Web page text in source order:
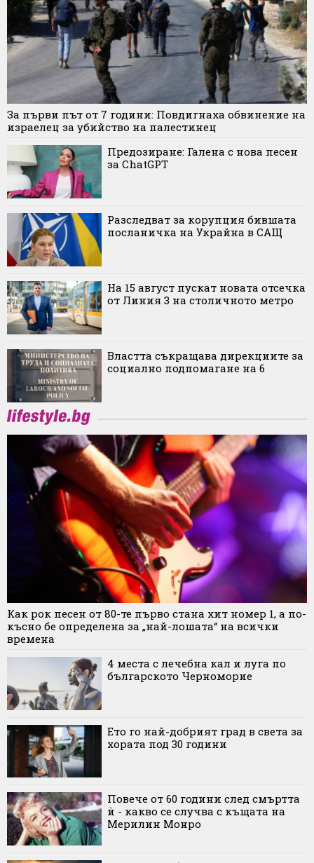
За първи път от 7 години: Повдигнаха обвинение на
израелец за убийство на палестинец
Предозиране: Галена с нова песен
за ChatGPT
Разследват за корупция бившата
посланичка на Украйна в САЩ
На 15 август пускат новата отсечка
от Линия 3 на столичното метро
Властта съкращава дирекциите за
социално подпомагане на 6
Как рок песен от 80-те първо стана хит номер 1, а по-
късно бе определена за „най-лошата“ на всички
времена
4 места с лечебна кал и луга по
българското Черноморие
Ето го най-добрият град в света за
хората под 30 години
Повече от 60 години след смъртта
ѝ - какво се случва с къщата на
Мерилин Монро